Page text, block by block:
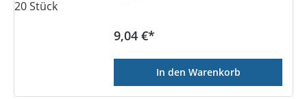
Regulärer Preis:
9,04 €*
In den Warenkorb